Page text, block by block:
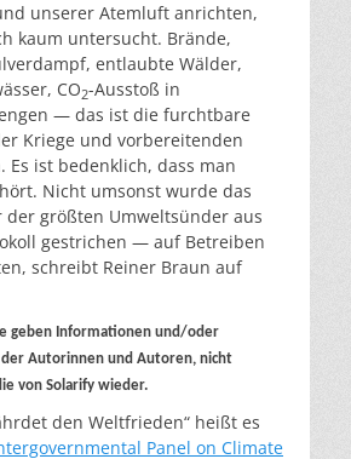
unserer Atemluft anrichten,
kaum untersucht. Brände,
entlaubte Wälder,
CO2-Ausstoß in
— das ist die furchtbare
Kriege und vorbereitenden
ist bedenklich, dass man
Nicht umsonst wurde das
größten Umweltsünder aus
gestrichen — auf Betreiben
schreibt Reiner Braun auf
geben Informationen und/oder
der Autorinnen und Autoren, nicht
von Solarify wieder.
den Weltfrieden“ heißt es
Panel on Climate